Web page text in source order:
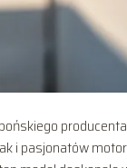
i pasjonatów